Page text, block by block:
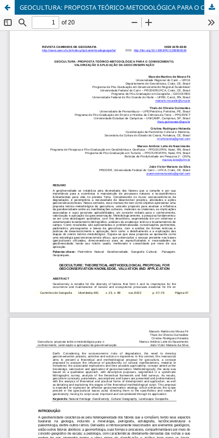
GEOCULTURA: PROPOSTA TEÓRICO-METODOLÓGICA PARA O CONHECIMENTO, VALORIZAÇÃO E APLICAÇÃO DA GEOCONSERVAÇÃO